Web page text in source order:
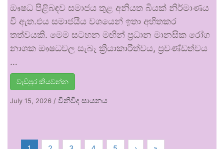
ඖෂධ පිළිබඳව සමාජය තුළ අනියත බියක් නිර්මාණය
වී ඇත.එය සමාජයීය වශයෙන් ඉතා අහිතකර
තත්වයකි. මෙම සටහන මඟින් ප්‍රධාන මානසික රෝග
නාශක ඖෂධවල සැබෑ ක්‍රියාකාරීත්වය, ප්‍රචණ්ඩත්වය
…
වැඩිපුර කියවන්න
July 15, 2026 / විනිවිද සායනය